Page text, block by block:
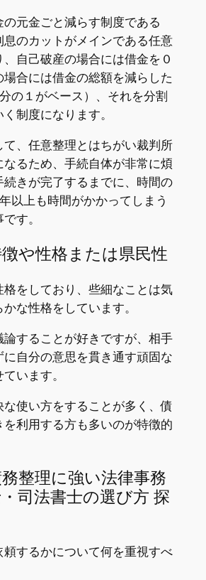
の元金ごと減らす制度である
のカットがメインである任意
自己破産の場合には借金を０
場合には借金の総額を減らした
の１がベース）、それを分割
制度になります。
て、任意整理とはちがい裁判所
なるため、手続自体が非常に煩
きが完了するまでに、時間の
以上も時間がかかってしまう
す。
や性格または県民性
をしており、些細なことは気
な性格をしています。
論することが好きですが、相手
自分の意思を貫き通す頑固な
います。
使い方をすることが多く、債
利用する方も多いのが特徴的
整理に強い法律事務
司法書士の選び方 探
頼するかについて何を重視すべ